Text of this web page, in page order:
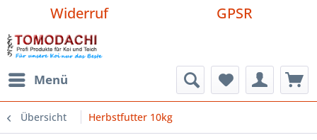
Widerruf GPSR
Menü
Übersicht Herbstfutter 10kg